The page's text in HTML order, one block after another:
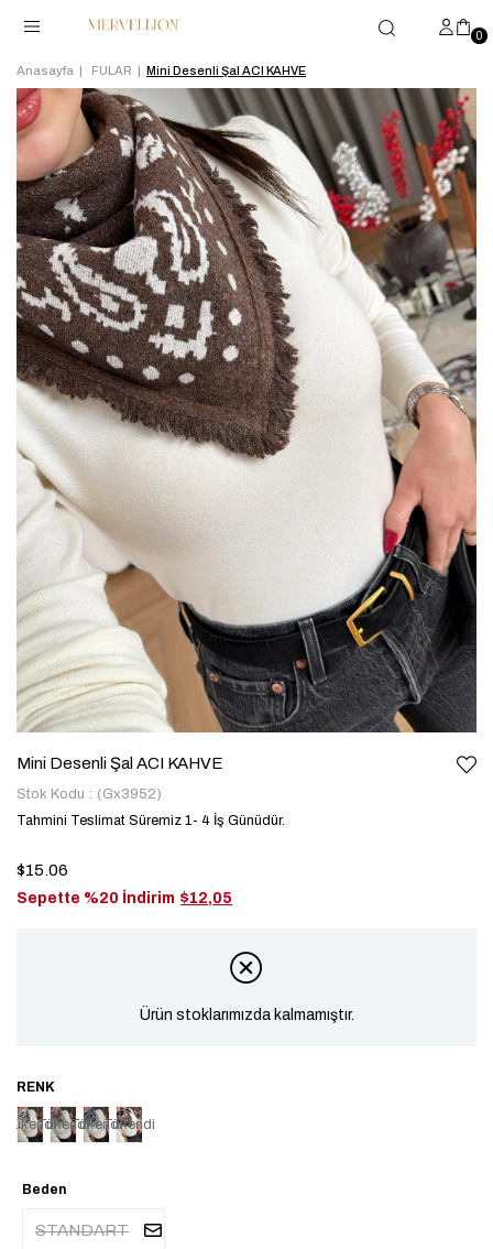
0
Anasayfa FULAR Mini Desenli Şal ACI KAHVE
Mini Desenli Şal ACI KAHVE
Stok Kodu
(Gx3952)
Tahmini Teslimat Süremiz 1- 4 İş Günüdür.
$15.06
Sepette %20 İndirim $12,05
Ürün stoklarımızda kalmamıştır.
TükendiTükendiTükendiTükendi
Beden
STANDART